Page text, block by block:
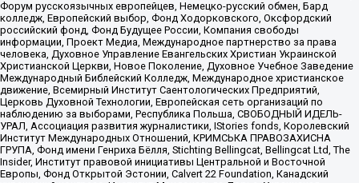
Форум русскоязычных европейцев, Немецко-русский обмен, Бард
колледж, Европейский выбор, Фонд Ходорковского, Оксфордский
российский фонд, Фонд Будущее России, Компания свободы
информации, Проект Медиа, Международное партнерство за права
человека, Духовное Управление Евангельских Христиан Украинской
Христианской Церкви, Новое Поколение, Духовное Учебное Заведение
Международный Библейский Колледж, Международное христианское
движение, Всемирный Институт Саентологических Предприятий,
Церковь Духовной Технологии, Европейская сеть организаций по
наблюдению за выборами, Республика Польша, СВОБОДНЫЙ ИДЕЛЬ-
УРАЛ, Ассоциация развития журналистики, IStories fonds, Королевский
Институт Международных Отношений, КРИМСЬКА ПРАВОЗАХИСНА
ГРУПА, Фонд имени Генриха Бёлля, Stichting Bellingcat, Bellingcat Ltd, The
Insider, Институт правовой инициативы Центральной и Восточной
Европы, Фонд Открытой Эстонии, Calvert 22 Foundation, Канадский